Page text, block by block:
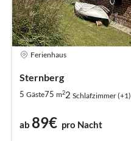
Ferienhaus
Sternberg
5 Gäste75 m22 Schlafzimmer (+1)
ab 89€ pro Nacht